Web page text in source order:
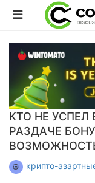
КТО НЕ УСПЕЛ
РАЗДАЧЕ
крипто-